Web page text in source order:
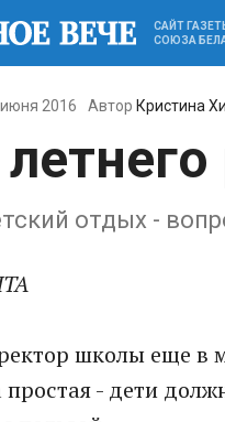
САЙТ
СОЮЗА
2016 Автор Кристина
отдых -
школы еще в
простая - дети